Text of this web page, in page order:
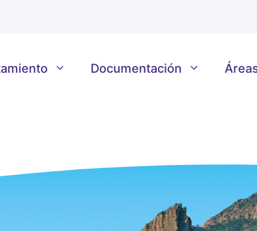
Documentación